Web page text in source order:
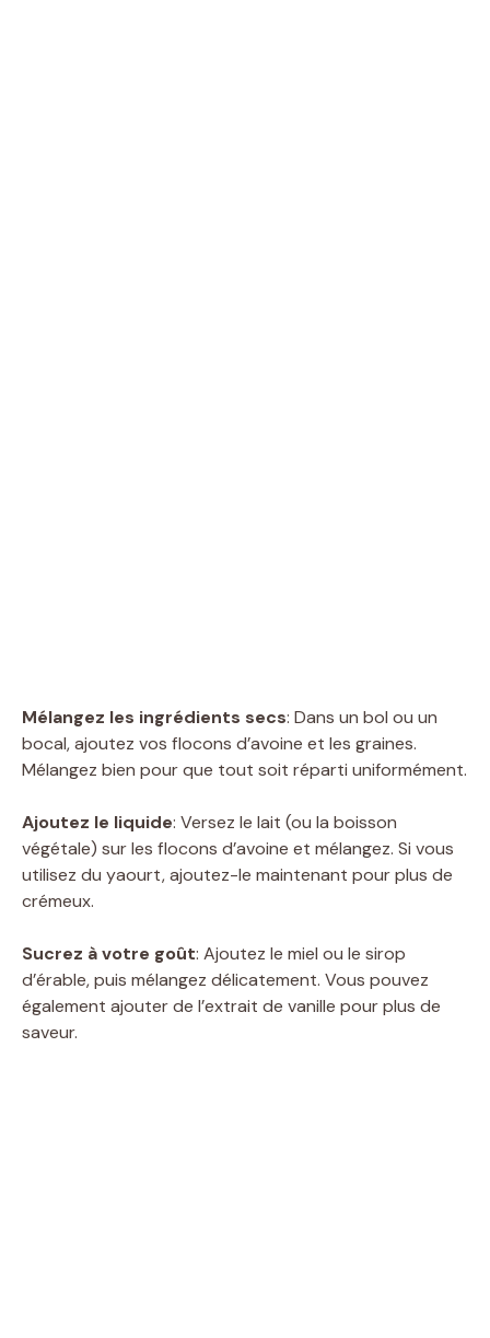
Mélangez les ingrédients secs: Dans un bol ou un
bocal, ajoutez vos flocons d’avoine et les graines.
Mélangez bien pour que tout soit réparti uniformément.
Ajoutez le liquide: Versez le lait (ou la boisson
végétale) sur les flocons d’avoine et mélangez. Si vous
utilisez du yaourt, ajoutez-le maintenant pour plus de
crémeux.
Sucrez à votre goût: Ajoutez le miel ou le sirop
d’érable, puis mélangez délicatement. Vous pouvez
également ajouter de l’extrait de vanille pour plus de
saveur.